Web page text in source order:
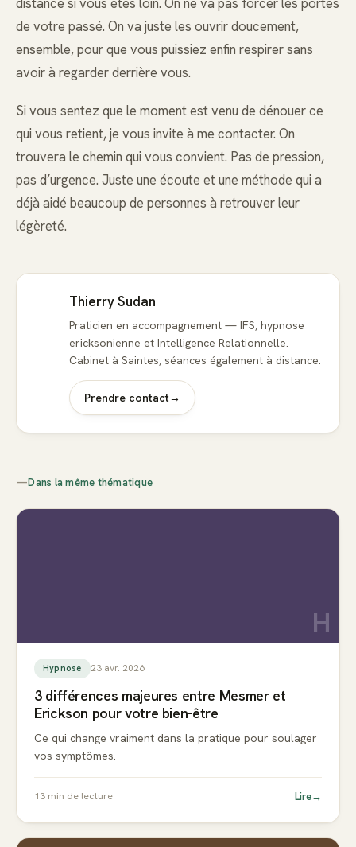
de votre passé. On va juste les ouvrir doucement,
ensemble, pour que vous puissiez enfin respirer sans
avoir à regarder derrière vous.
Si vous sentez que le moment est venu de dénouer ce
qui vous retient, je vous invite à me contacter. On
trouvera le chemin qui vous convient. Pas de pression,
pas d’urgence. Juste une écoute et une méthode qui a
déjà aidé beaucoup de personnes à retrouver leur
légèreté.
Thierry Sudan
Praticien en accompagnement — IFS, hypnose
ericksonienne et Intelligence Relationnelle.
Cabinet à Saintes, séances également à distance.
Prendre contact→
—Dans la même thématique
H
Hypnose 23 avr. 2026
3 différences majeures entre Mesmer et
Erickson pour votre bien-être
Ce qui change vraiment dans la pratique pour soulager
vos symptômes.
13 min de lecture Lire→